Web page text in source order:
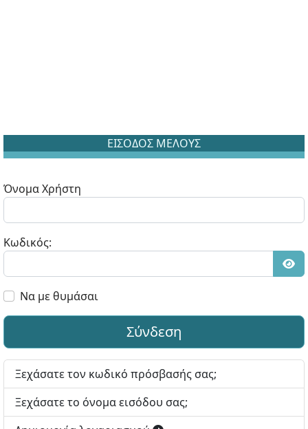
ΕΙΣΟΔΟΣ ΜΕΛΟΥΣ
Όνομα Χρήστη
Κωδικός:
Να με θυμάσαι
Σύνδεση
Ξεχάσατε τον κωδικό πρόσβασής σας;
Ξεχάσατε το όνομα εισόδου σας;